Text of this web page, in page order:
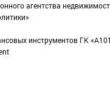
агентства
инструментов ГК